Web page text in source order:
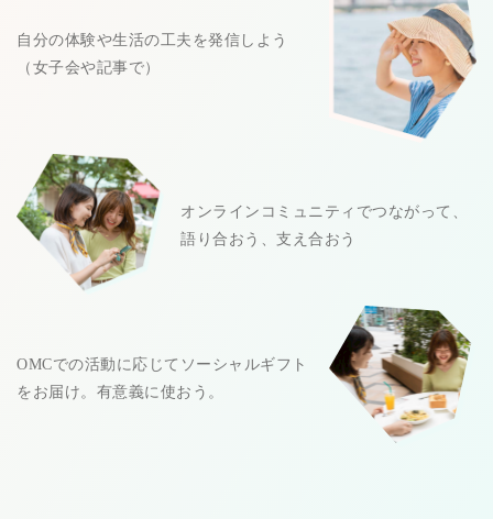
自分の体験や生活の工夫を発信しよう
（女子会や記事で）
オンラインコミュニティでつながって、
語り合おう、支え合おう
OMCでの活動に応じてソーシャルギフト
をお届け。有意義に使おう。